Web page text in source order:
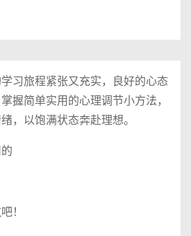
习旅程紧张又充实，良好的心态
握简单实用的心理调节小方法，
，以饱满状态奔赴理想。
！